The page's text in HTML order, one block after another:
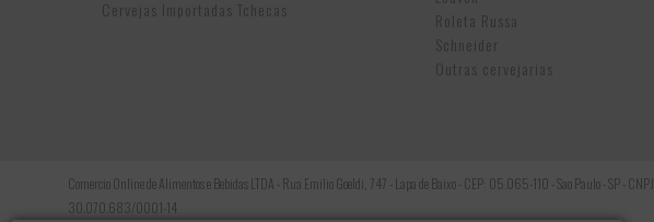
Cervejas Importadas Tchecas
Roleta Russa
Schneider
Outras cervejarias
Comercio Online de Alimentos e Bebidas LTDA - Rua Emilio Goeldi, 747 - Lapa de Baixo - CEP: 05.065-110 - Sao Paulo - SP - CNPJ:
30.070.683/0001-14